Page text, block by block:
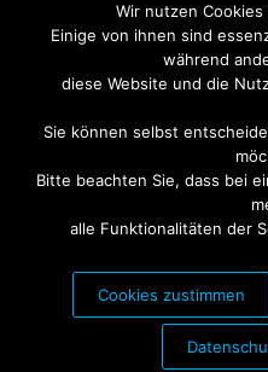
Wir nutzen
Einige von ihnen sind
während
diese Website und die
Sie können selbst
Bitte beachten Sie, dass bei
alle Funktionalitäten der
Cookies zustimmen